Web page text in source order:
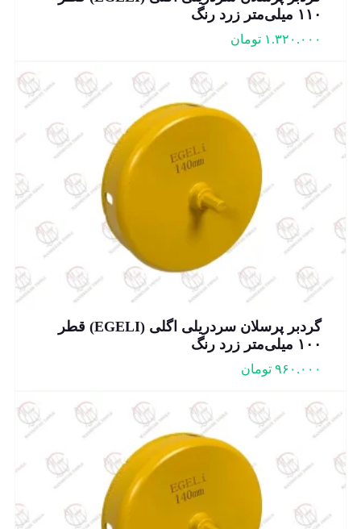
۱۱۰ میلی‌متر زرد رنگ
۱.۳۲۰.۰۰۰ تومان
گردبر پرسلان سردریلی اگلی (EGELI) قطر
۱۰۰ میلی‌متر زرد رنگ
۹۶۰.۰۰۰ تومان